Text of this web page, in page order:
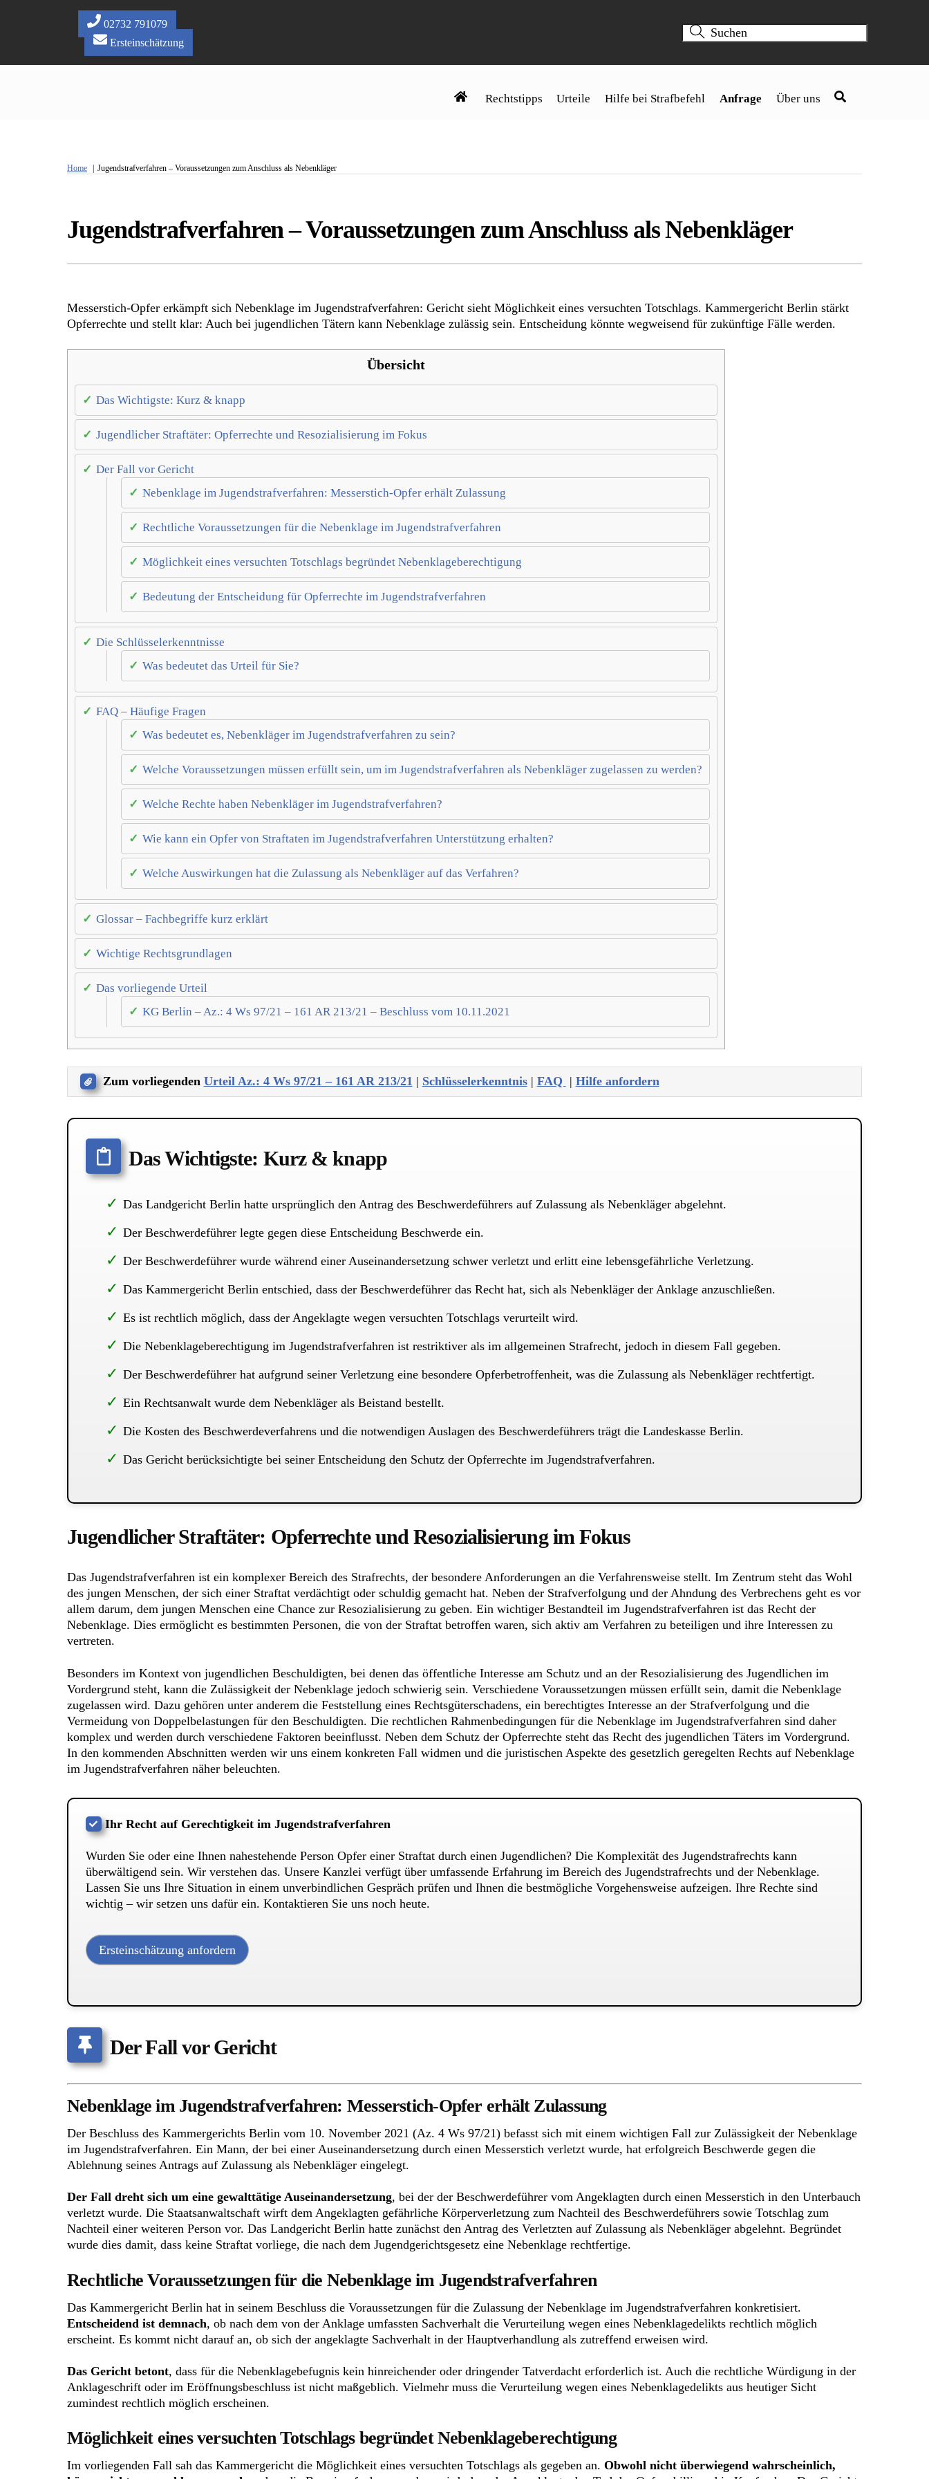
02732 791079
Ersteinschätzung
Rechtstipps Urteile Hilfe bei Strafbefehl Anfrage Über uns
Home Jugendstrafverfahren – Voraussetzungen zum Anschluss als Nebenkläger
Jugendstrafverfahren – Voraussetzungen zum Anschluss als Nebenkläger
Messerstich-Opfer erkämpft sich Nebenklage im Jugendstrafverfahren: Gericht sieht Möglichkeit eines versuchten Totschlags. Kammergericht Berlin stärkt
Opferrechte und stellt klar: Auch bei jugendlichen Tätern kann Nebenklage zulässig sein. Entscheidung könnte wegweisend für zukünftige Fälle werden.
Übersicht
Das Wichtigste: Kurz & knapp
Jugendlicher Straftäter: Opferrechte und Resozialisierung im Fokus
Der Fall vor Gericht
Nebenklage im Jugendstrafverfahren: Messerstich-Opfer erhält Zulassung
Rechtliche Voraussetzungen für die Nebenklage im Jugendstrafverfahren
Möglichkeit eines versuchten Totschlags begründet Nebenklageberechtigung
Bedeutung der Entscheidung für Opferrechte im Jugendstrafverfahren
Die Schlüsselerkenntnisse
Was bedeutet das Urteil für Sie?
FAQ – Häufige Fragen
Was bedeutet es, Nebenkläger im Jugendstrafverfahren zu sein?
Welche Voraussetzungen müssen erfüllt sein, um im Jugendstrafverfahren als Nebenkläger zugelassen zu werden?
Welche Rechte haben Nebenkläger im Jugendstrafverfahren?
Wie kann ein Opfer von Straftaten im Jugendstrafverfahren Unterstützung erhalten?
Welche Auswirkungen hat die Zulassung als Nebenkläger auf das Verfahren?
Glossar – Fachbegriffe kurz erklärt
Wichtige Rechtsgrundlagen
Das vorliegende Urteil
KG Berlin – Az.: 4 Ws 97/21 – 161 AR 213/21 – Beschluss vom 10.11.2021
Zum vorliegenden Urteil Az.: 4 Ws 97/21 – 161 AR 213/21 | Schlüsselerkenntnis| FAQ | Hilfe anfordern
Das Wichtigste: Kurz & knapp
Das Landgericht Berlin hatte ursprünglich den Antrag des Beschwerdeführers auf Zulassung als Nebenkläger abgelehnt.
Der Beschwerdeführer legte gegen diese Entscheidung Beschwerde ein.
Der Beschwerdeführer wurde während einer Auseinandersetzung schwer verletzt und erlitt eine lebensgefährliche Verletzung.
Das Kammergericht Berlin entschied, dass der Beschwerdeführer das Recht hat, sich als Nebenkläger der Anklage anzuschließen.
Es ist rechtlich möglich, dass der Angeklagte wegen versuchten Totschlags verurteilt wird.
Die Nebenklageberechtigung im Jugendstrafverfahren ist restriktiver als im allgemeinen Strafrecht, jedoch in diesem Fall gegeben.
Der Beschwerdeführer hat aufgrund seiner Verletzung eine besondere Opferbetroffenheit, was die Zulassung als Nebenkläger rechtfertigt.
Ein Rechtsanwalt wurde dem Nebenkläger als Beistand bestellt.
Die Kosten des Beschwerdeverfahrens und die notwendigen Auslagen des Beschwerdeführers trägt die Landeskasse Berlin.
Das Gericht berücksichtigte bei seiner Entscheidung den Schutz der Opferrechte im Jugendstrafverfahren.
Jugendlicher Straftäter: Opferrechte und Resozialisierung im Fokus
Das Jugendstrafverfahren ist ein komplexer Bereich des Strafrechts, der besondere Anforderungen an die Verfahrensweise stellt. Im Zentrum steht das Wohl
des jungen Menschen, der sich einer Straftat verdächtigt oder schuldig gemacht hat. Neben der Strafverfolgung und der Ahndung des Verbrechens geht es vor
allem darum, dem jungen Menschen eine Chance zur Resozialisierung zu geben. Ein wichtiger Bestandteil im Jugendstrafverfahren ist das Recht der
Nebenklage. Dies ermöglicht es bestimmten Personen, die von der Straftat betroffen waren, sich aktiv am Verfahren zu beteiligen und ihre Interessen zu
vertreten.
Besonders im Kontext von jugendlichen Beschuldigten, bei denen das öffentliche Interesse am Schutz und an der Resozialisierung des Jugendlichen im
Vordergrund steht, kann die Zulässigkeit der Nebenklage jedoch schwierig sein. Verschiedene Voraussetzungen müssen erfüllt sein, damit die Nebenklage
zugelassen wird. Dazu gehören unter anderem die Feststellung eines Rechtsgüterschadens, ein berechtigtes Interesse an der Strafverfolgung und die
Vermeidung von Doppelbelastungen für den Beschuldigten. Die rechtlichen Rahmenbedingungen für die Nebenklage im Jugendstrafverfahren sind daher
komplex und werden durch verschiedene Faktoren beeinflusst. Neben dem Schutz der Opferrechte steht das Recht des jugendlichen Täters im Vordergrund.
In den kommenden Abschnitten werden wir uns einem konkreten Fall widmen und die juristischen Aspekte des gesetzlich geregelten Rechts auf Nebenklage
im Jugendstrafverfahren näher beleuchten.
Ihr Recht auf Gerechtigkeit im Jugendstrafverfahren
Wurden Sie oder eine Ihnen nahestehende Person Opfer einer Straftat durch einen Jugendlichen? Die Komplexität des Jugendstrafrechts kann
überwältigend sein. Wir verstehen das. Unsere Kanzlei verfügt über umfassende Erfahrung im Bereich des Jugendstrafrechts und der Nebenklage.
Lassen Sie uns Ihre Situation in einem unverbindlichen Gespräch prüfen und Ihnen die bestmögliche Vorgehensweise aufzeigen. Ihre Rechte sind
wichtig – wir setzen uns dafür ein. Kontaktieren Sie uns noch heute.
Ersteinschätzung anfordern
Der Fall vor Gericht
Nebenklage im Jugendstrafverfahren: Messerstich-Opfer erhält Zulassung
Der Beschluss des Kammergerichts Berlin vom 10. November 2021 (Az. 4 Ws 97/21) befasst sich mit einem wichtigen Fall zur Zulässigkeit der Nebenklage
im Jugendstrafverfahren. Ein Mann, der bei einer Auseinandersetzung durch einen Messerstich verletzt wurde, hat erfolgreich Beschwerde gegen die
Ablehnung seines Antrags auf Zulassung als Nebenkläger eingelegt.
Der Fall dreht sich um eine gewalttätige Auseinandersetzung, bei der der Beschwerdeführer vom Angeklagten durch einen Messerstich in den Unterbauch
verletzt wurde. Die Staatsanwaltschaft wirft dem Angeklagten gefährliche Körperverletzung zum Nachteil des Beschwerdeführers sowie Totschlag zum
Nachteil einer weiteren Person vor. Das Landgericht Berlin hatte zunächst den Antrag des Verletzten auf Zulassung als Nebenkläger abgelehnt. Begründet
wurde dies damit, dass keine Straftat vorliege, die nach dem Jugendgerichtsgesetz eine Nebenklage rechtfertige.
Rechtliche Voraussetzungen für die Nebenklage im Jugendstrafverfahren
Das Kammergericht Berlin hat in seinem Beschluss die Voraussetzungen für die Zulassung der Nebenklage im Jugendstrafverfahren konkretisiert.
Entscheidend ist demnach, ob nach dem von der Anklage umfassten Sachverhalt die Verurteilung wegen eines Nebenklagedelikts rechtlich möglich
erscheint. Es kommt nicht darauf an, ob sich der angeklagte Sachverhalt in der Hauptverhandlung als zutreffend erweisen wird.
Das Gericht betont, dass für die Nebenklagebefugnis kein hinreichender oder dringender Tatverdacht erforderlich ist. Auch die rechtliche Würdigung in der
Anklageschrift oder im Eröffnungsbeschluss ist nicht maßgeblich. Vielmehr muss die Verurteilung wegen eines Nebenklagedelikts aus heutiger Sicht
zumindest rechtlich möglich erscheinen.
Möglichkeit eines versuchten Totschlags begründet Nebenklageberechtigung
Im vorliegenden Fall sah das Kammergericht die Möglichkeit eines versuchten Totschlags als gegeben an. Obwohl nicht überwiegend wahrscheinlich,